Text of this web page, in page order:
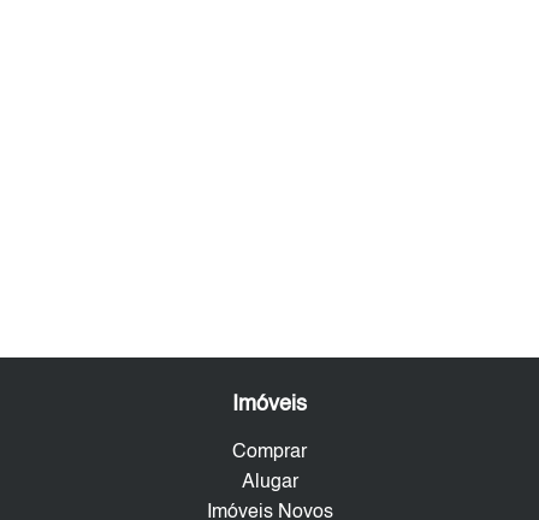
Imóveis
Comprar
Alugar
Imóveis Novos